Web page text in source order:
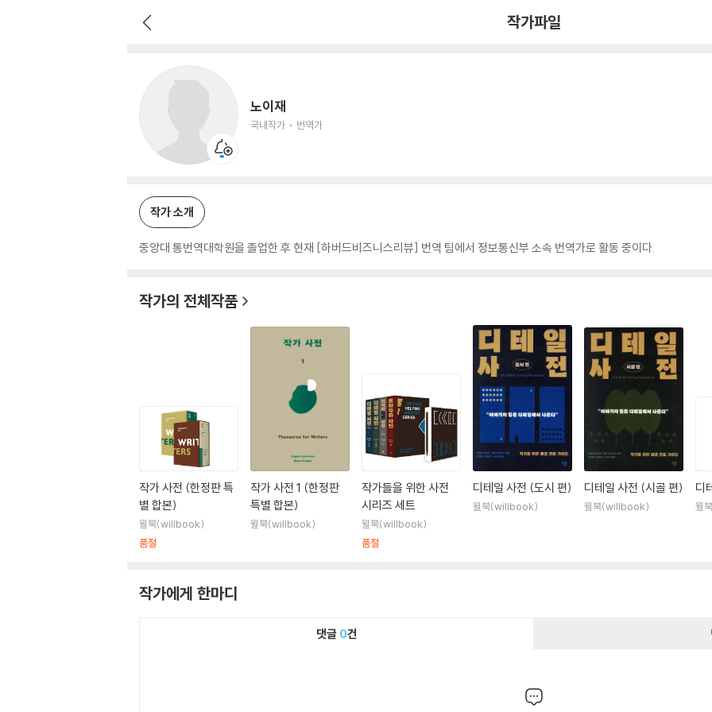
작가파일
노이재
국내작가 번역가
작가 소개
중앙대 통번역대학원을 졸업한 후 현재 [하버드비즈니스리뷰] 번역 팀에서 정보통신부 소속 번역가로 활동 중이다.
작가의 전체작품
작가 사전 (한정판 특
별 합본)
윌북(willbook)
품절
작가 사전 1 (한정판
특별 합본)
윌북(willbook)
작가들을 위한 사전
시리즈 세트
윌북(willbook)
품절
디테일 사전 (도시 편)
윌북(willbook)
디테일 사전 (시골 편)
윌북(willbook)
디
윌
작가에게 한마디
댓글 0건